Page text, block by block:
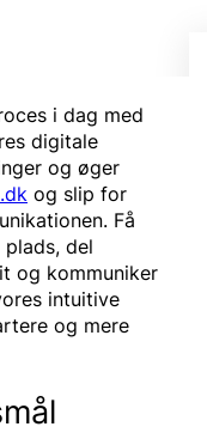
i dag med
digitale
og øger
og slip for
Få
del
og kommuniker
intuitive
og mere